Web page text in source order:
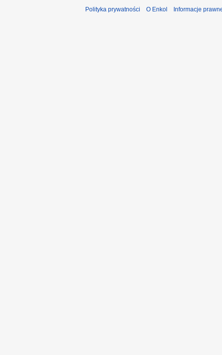
Polityka prywatności O Enkol Informacje